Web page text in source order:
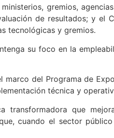
gremios,
de resultados; y el
tecnológicas y gremios.
su foco en la
del Programa de
técnica y
que
cuando el sector